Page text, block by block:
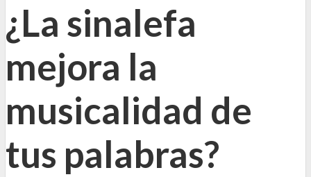
¿La sinalefa
mejora la
musicalidad de
tus palabras?